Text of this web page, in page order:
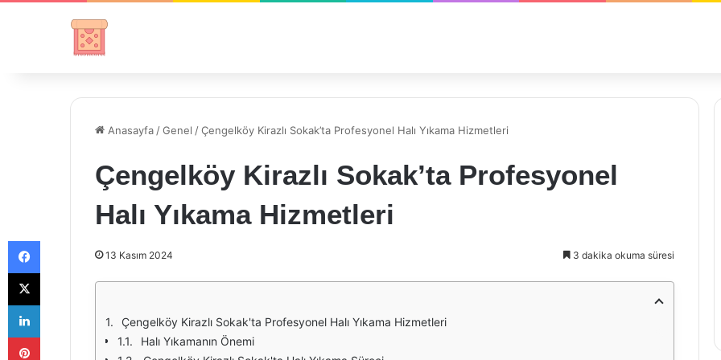
Anasayfa /Genel /Çengelköy Kirazlı Sokak’ta Profesyonel Halı Yıkama Hizmetleri
Çengelköy Kirazlı Sokak’ta Profesyonel
Halı Yıkama Hizmetleri
13 Kasım 2024 3 dakika okuma süresi
Çengelköy Kirazlı Sokak'ta Profesyonel Halı Yıkama Hizmetleri
Halı Yıkamanın Önemi
Facebook
X
LinkedIn
Pinterest